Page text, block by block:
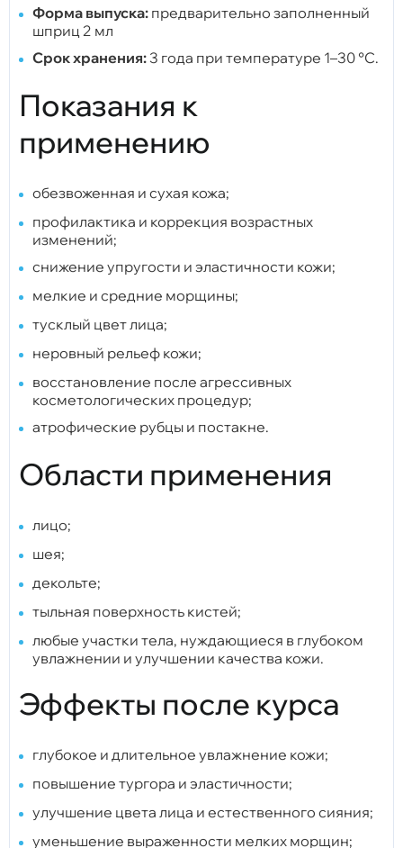
Форма выпуска: предварительно заполненный
шприц 2 мл
Срок хранения:3 года при температуре 1–30 °C.
Показания к
применению
обезвоженная и сухая кожа;
профилактика и коррекция возрастных
изменений;
снижение упругости и эластичности кожи;
мелкие и средние морщины;
тусклый цвет лица;
неровный рельеф кожи;
восстановление после агрессивных
косметологических процедур;
атрофические рубцы и постакне.
Области применения
лицо;
шея;
декольте;
тыльная поверхность кистей;
любые участки тела, нуждающиеся в глубоком
увлажнении и улучшении качества кожи.
Эффекты после курса
глубокое и длительное увлажнение кожи;
повышение тургора и эластичности;
улучшение цвета лица и естественного сияния;
уменьшение выраженности мелких морщин;